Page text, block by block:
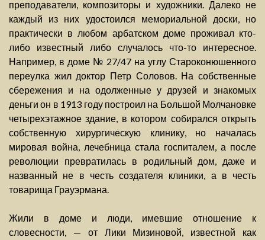
преподаватели, композиторы и художники. Далеко не
каждый из них удостоился мемориальной доски, но
практически в любом арбатском доме проживал кто-
либо известный либо случалось что-то интересное.
Например, в доме № 27/47 на углу Староконюшенного
переулка жил доктор Петр Соловов. На собственные
сбережения и на одолженные у друзей и знакомых
деньги он в 1913 году построил на Большой Молчановке
четырехэтажное здание, в котором собирался открыть
собственную хирургическую клинику, но началась
мировая война, лечебница стала госпиталем, а после
революции превратилась в родильный дом, даже и
названный не в честь создателя клиники, а в честь
товарища Грауэрмана.
Жили в доме и люди, имевшие отношение к
словесности, — от Лики Мизиновой, известной как